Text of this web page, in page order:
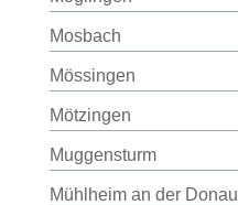
Mosbach
Mössingen
Mötzingen
Muggensturm
Mühlheim an der Donau